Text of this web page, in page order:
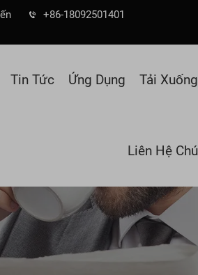
+86-18092501401
Tin Tức Ứng Dụng Tải Xuống
Liên Hệ